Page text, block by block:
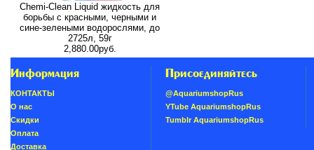
Chemi-Clean Liquid жидкость для
борьбы с красными, черными и
сине-зелеными водорослями, до
2725л, 59г
2,880.00руб.
Информация
КОНТАКТЫ
О нас
Скидки
Oплатa
Доставка
Присоединяйтесь
@AquariumshopRus
YTube AquariumshopRus
Tumblr AquariumshopRus